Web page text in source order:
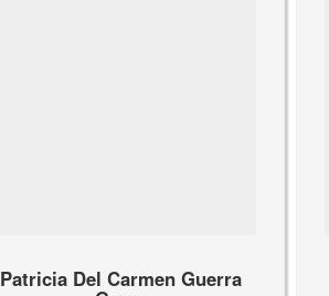
Patricia Del Carmen Guerra